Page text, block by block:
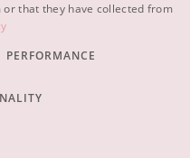
that they have collected from
PERFORMANCE